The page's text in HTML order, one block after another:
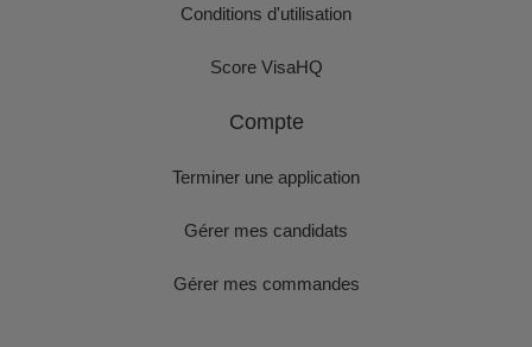
Conditions d'utilisation
Score VisaHQ
Compte
Terminer une application
Gérer mes candidats
Gérer mes commandes